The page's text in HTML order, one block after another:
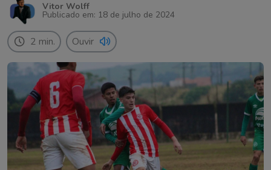
Vitor Wolff
Publicado em: 18 de julho de 2024
2 min. Ouvir